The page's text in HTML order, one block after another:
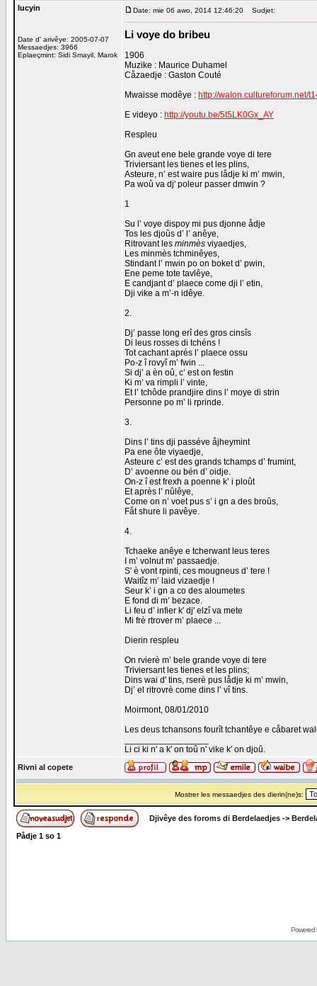
lucyin
Date d' arivêye: 2005-07-07
Messaedjes: 3966
Eplaeçmint: Sidi Smayil, Marok
Date: mie 06 awo, 2014 12:46:20 Sudjet:
Li voye do bribeu
1906
Muzike : Maurice Duhamel
Cåzaedje : Gaston Couté
Mwaisse modêye : http://walon.cultureforum.net/
E videyo : http://youtu.be/5t5LK0Gx_AY
Respleu
Gn aveut ene bele grande voye di tere
Triviersant les tienes et les plins,
Asteure, n’ est waire pus lådje ki m’ mwin,
Pa woû va dj' poleur passer dmwin ?
1
Su l’ voye dispoy mi pus djonne ådje
Tos les djoûs d’ l’ anêye,
Ritrovant les minmès viyaedjes,
Les minmès tchminêyes,
Stindant l’ mwin po on boket d’ pwin,
Ene peme tote tavlêye,
E candjant d’ plaece come dji l’ etin,
Dji vike a m’-n idêye.
2.
Dj’ passe long erî des gros cinsîs
Di leus rosses di tchéns !
Tot cachant après l’ plaece ossu
Po-z î rovyî m’ fwin ...
Si dj’ a èn oû, c’ est on festin
Ki m’ va rimpli l’ vinte,
Et l’ tchôde prandjire dins l’ moye di strin
Personne po m’ li rprinde.
3.
Dins l’ tins dji passéve åjheymint
Pa ene ôte viyaedje,
Asteure c’ est des grands tchamps d’ frumint,
D’ avoenne ou bén d’ oidje.
On-z î est frexh a poenne k’ i ploût
Et après l’ nûlêye,
Come on n’ voet pus s’ i gn a des broûs,
Fåt shure li pavêye.
4.
Tchaeke anêye e tcherwant leus teres
I m’ volnut m’ passaedje.
S' è vont rpinti, ces mougneus d’ tere !
Waitîz m’ laid vizaedje !
Seur k’ i gn a co des aloumetes
E fond di m’ bezace.
Li feu d’ infier k' dj' elzî va mete
Mi frè rtrover m’ plaece ...
Dierin respleu
On rvierè m’ bele grande voye di tere
Triviersant les tienes et les plins;
Dins wai d' tins, rserè pus lådje ki m’ mwin,
Dj’ el ritrovrè come dins l’ vî tins.
Moirmont, 08/01/2010
Les deus tchansons fourît tchantêye e cåbaret
Li ci ki n' a k' on toû n' vike k' on djoû.
Rivni al copete
Mostrer les messaedjes des dierin(ne)s:
Djivêye des foroms di Berdelaedjes ->
Pådje 1 so 1
Powered